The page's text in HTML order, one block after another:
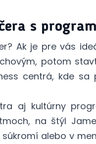
s
Ak je pre vás
potom
centrá, kde
aj kultúrny
na štýl
alebo v